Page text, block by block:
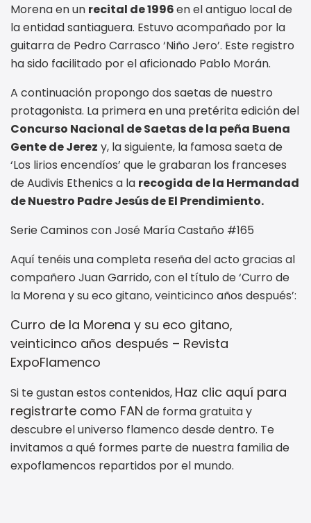
Morena en un recital de 1996en el antiguo local de
la entidad santiaguera. Estuvo acompañado por la
guitarra de Pedro Carrasco ‘Niño Jero’. Este registro
ha sido facilitado por el aficionado Pablo Morán.
A continuación propongo dos saetas de nuestro
protagonista. La primera en una pretérita edición del
Concurso Nacional de Saetas de la peña Buena
Gente de Jerez y, la siguiente, la famosa saeta de
‘Los lirios encendíos’ que le grabaran los franceses
de Audivis Ethenics a la recogida de la Hermandad
de Nuestro Padre Jesús de El Prendimiento.
Serie Caminos con José María Castaño #165
Aquí tenéis una completa reseña del acto gracias al
compañero Juan Garrido, con el título de ‘Curro de
la Morena y su eco gitano, veinticinco años después’:
Curro de la Morena y su eco gitano,
veinticinco años después – Revista
ExpoFlamenco
Si te gustan estos contenidos, Haz clic aquí para
registrarte como FAN de forma gratuita y
descubre el universo flamenco desde dentro. Te
invitamos a qué formes parte de nuestra familia de
expoflamencos repartidos por el mundo.